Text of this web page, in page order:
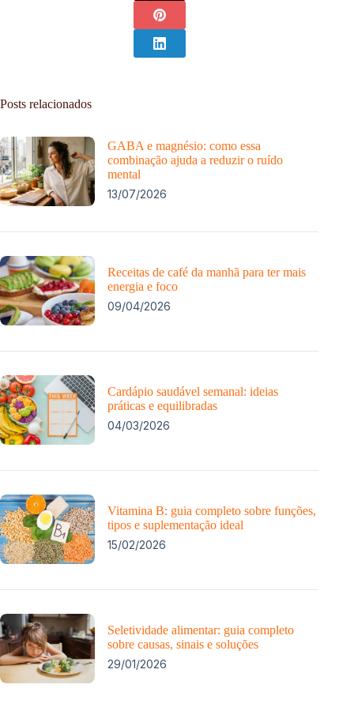
Posts relacionados
GABA e magnésio: como essa
combinação ajuda a reduzir o ruído
mental
13/07/2026
Receitas de café da manhã para ter mais
energia e foco
09/04/2026
Cardápio saudável semanal: ideias
práticas e equilibradas
04/03/2026
Vitamina B: guia completo sobre funções,
tipos e suplementação ideal
15/02/2026
Seletividade alimentar: guia completo
sobre causas, sinais e soluções
29/01/2026